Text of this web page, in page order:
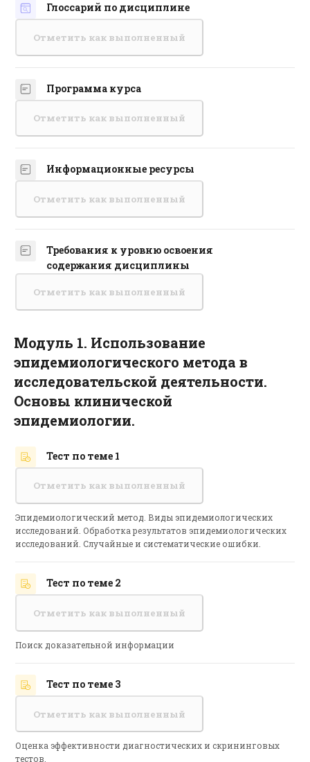
Глоссарий по дисциплине
Отметить как выполненный
Программа курса
Страница
Отметить как выполненный
Информационные ресурсы
Страница
Отметить как выполненный
Требования к уровню освоения
содержания дисциплины
Страница
Отметить как выполненный
Модуль 1. Использование
эпидемиологического метода в
исследовательской деятельности.
Основы клинической
эпидемиологии.
Тест по теме 1
Отметить как выполненный
Эпидемиологический метод. Виды эпидемиологических
исследований. Обработка результатов эпидемиологических
исследований. Случайные и систематические ошибки.
Тест по теме 2
Отметить как выполненный
Поиск доказательной информации
Тест по теме 3
Отметить как выполненный
Оценка эффективности диагностических и скрининговых
тестов.